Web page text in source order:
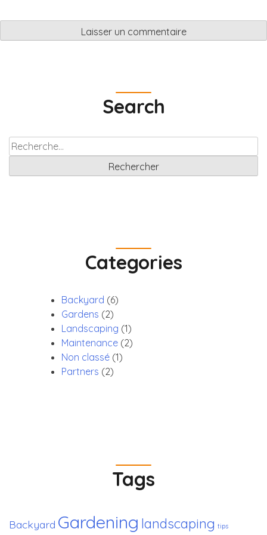
Search
Rechercher :
Categories
Backyard (6)
Gardens (2)
Landscaping (1)
Maintenance (2)
Non classé (1)
Partners (2)
Tags
Backyard Gardening landscaping tips